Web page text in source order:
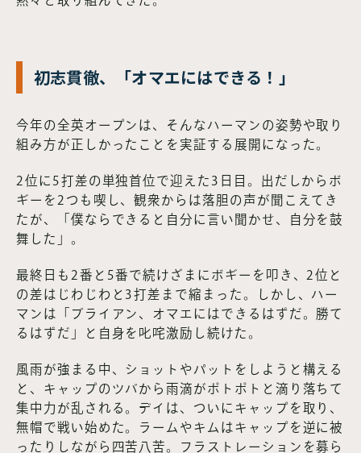
初志貫徹、「オマエにはできる！」
今年の全英オープンは、そんなハーマンの姿勢や取り
組み方が正しかったことを実証する展開になった。
2位に5打差の単独首位で迎えた3日目。出だしからボ
ギーを2つも喫し、観衆からは落胆の声が聞こえてき
たが、「僕ならできると自分に言い聞かせ、自分を鼓
舞した」。
最終日も2番と5番で続けざまにボギーを叩き、2位と
の差はじわじわと3打差まで縮まった。しかし、ハー
マンは「ブライアン、オマエにはできるはずだ。勝て
るはずだ」と自身を叱咤激励し続けた。
風雨が強まる中、ショットやパットをしようと構える
と、キャップのツバから雨滴がポトポトと滴り落ちて
集中力が乱される。デイは、ついにキャップを取り、
無帽で戦い始めた。ラームやキムはキャップを逆に被
ったりしながら四苦八苦。フラストレーションを募ら